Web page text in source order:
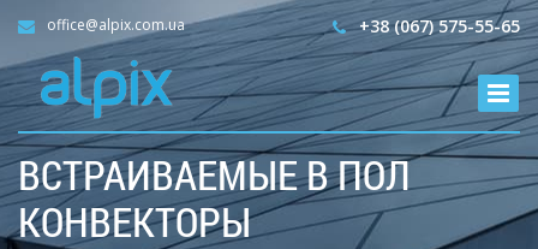
+38 (067) 575-55-65
office@alpix.com.ua
ВСТРАИВАЕМЫЕ В ПОЛ
КОНВЕКТОРЫ